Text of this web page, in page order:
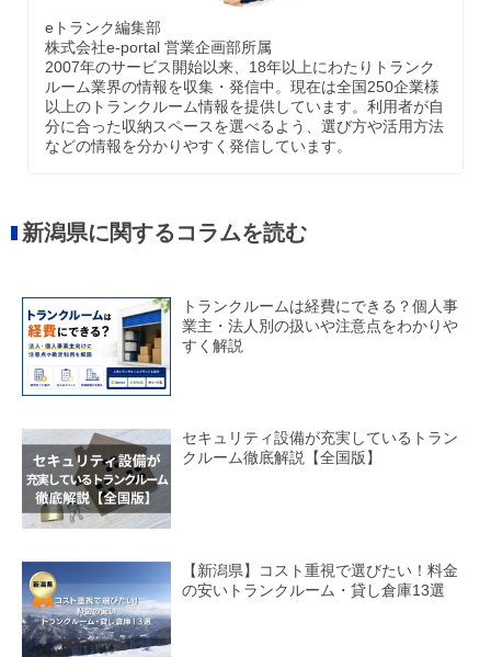
eトランク編集部
株式会社e-portal 営業企画部所属
2007年のサービス開始以来、18年以上にわたりトランク
ルーム業界の情報を収集・発信中。現在は全国250企業様
以上のトランクルーム情報を提供しています。利用者が自
分に合った収納スペースを選べるよう、選び方や活用方法
などの情報を分かりやすく発信しています。
新潟県に関するコラムを読む
トランクルームは経費にできる？個人事
業主・法人別の扱いや注意点をわかりや
すく解説
セキュリティ設備が充実しているトラン
クルーム徹底解説【全国版】
【新潟県】コスト重視で選びたい！料金
の安いトランクルーム・貸し倉庫13選